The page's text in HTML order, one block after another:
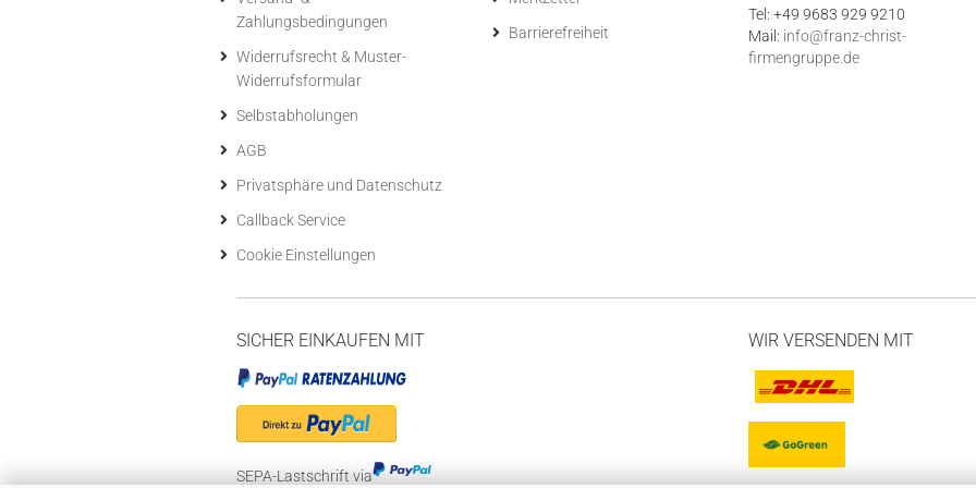
Zahlungsbedingungen
Widerrufsrecht & Muster-
Widerrufsformular
Selbstabholungen
AGB
Privatsphäre und Datenschutz
Callback Service
Cookie Einstellungen
Barrierefreiheit
Tel: +49 9683 929 9210
Mail: info@franz-christ-
firmengruppe.de
SICHER EINKAUFEN MIT
SEPA-Lastschrift via
WIR VERSENDEN MIT